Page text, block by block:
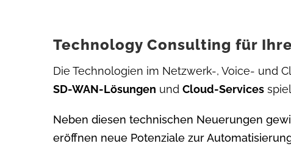
Technology Consulting für
Die Technologien im Netzwerk-, Voice- und
SD-WAN-Lösungen und Cloud-Services
Neben diesen technischen Neuerungen
eröffnen neue Potenziale zur